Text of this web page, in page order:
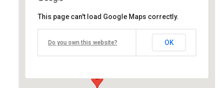
клуб Петното на Роршах
Йоаким Груев 36 - Пловдив
This page can't load Google Maps correctly.
Do you own this website? OK